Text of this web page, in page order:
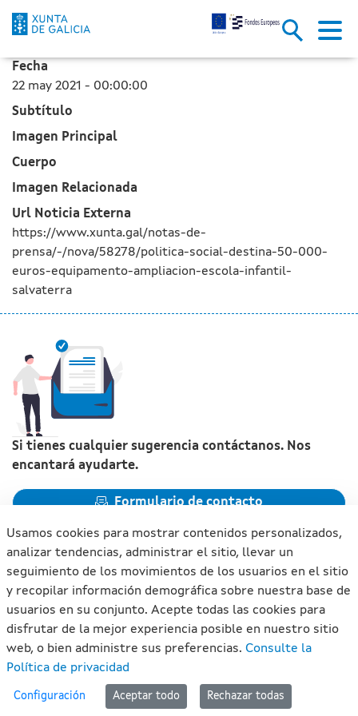
Política Social destina 50.000
Saltar al contenido principal
Fecha
22 may 2021 - 00:00:00
Subtítulo
Imagen Principal
Cuerpo
Imagen Relacionada
Url Noticia Externa
https://www.xunta.gal/notas-de-
prensa/-/nova/58278/politica-social-destina-50-000-
euros-equipamento-ampliacion-escola-infantil-
salvaterra
Si tienes cualquier sugerencia contáctanos. Nos
encantará ayudarte.
Formulario de contacto
Xunta de Galicia. Información mantenida y publicada en
internet por la Xunta de Galicia
Atención a la ciudadanía
Accesibilidad
Usamos cookies para mostrar contenidos personalizados,
analizar tendencias, administrar el sitio, llevar un
seguimiento de los movimientos de los usuarios en el sitio
y recopilar información demográfica sobre nuestra base de
usuarios en su conjunto. Acepte todas las cookies para
disfrutar de la mejor experiencia posible en nuestro sitio
web, o bien administre sus preferencias. Consulte la
Política de privacidad
Configuración Aceptar todo Rechazar todas